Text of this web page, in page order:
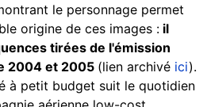
le personnage permet
origine de ces images : il
tirées de l'émission
2004 et 2005 (lien archivé ici).
à petit budget suit le quotidien